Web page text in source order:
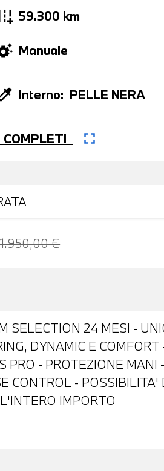
59.300 km
Manuale
Interno: PELLE NERA
COMPLETI fullscreen
€
SELECTION 24 MESI -
DYNAMIC E
PRO - PROTEZIONE MANI
CONTROL - POSSIBILITA'
IMPORTO